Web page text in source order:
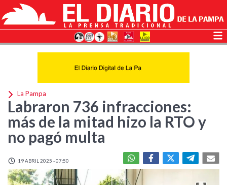
La Pampa
Labraron 736 infracciones:
más de la mitad hizo la RTO y
no pagó multa
19 ABRIL 2025 - 07:50